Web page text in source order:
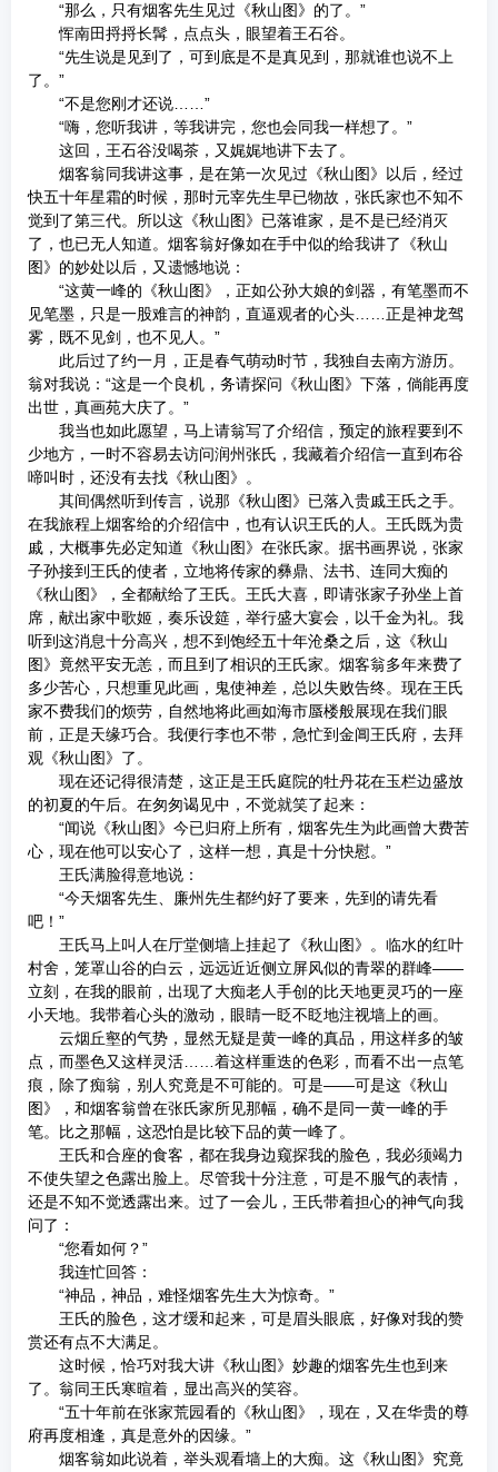
“那么，只有烟客先生见过《秋山图》的了。”
恽南田捋捋长髯，点点头，眼望着王石谷。
“先生说是见到了，可到底是不是真见到，那就谁也说不上
了。”
“不是您刚才还说……”
“嗨，您听我讲，等我讲完，您也会同我一样想了。”
这回，王石谷没喝茶，又娓娓地讲下去了。
烟客翁同我讲这事，是在第一次见过《秋山图》以后，经过
快五十年星霜的时候，那时元宰先生早已物故，张氏家也不知不
觉到了第三代。所以这《秋山图》已落谁家，是不是已经消灭
了，也已无人知道。烟客翁好像如在手中似的给我讲了《秋山
图》的妙处以后，又遗憾地说：
“这黄一峰的《秋山图》，正如公孙大娘的剑器，有笔墨而不
见笔墨，只是一股难言的神韵，直逼观者的心头……正是神龙驾
雾，既不见剑，也不见人。”
此后过了约一月，正是春气萌动时节，我独自去南方游历。
翁对我说：“这是一个良机，务请探问《秋山图》下落，倘能再度
出世，真画苑大庆了。”
我当也如此愿望，马上请翁写了介绍信，预定的旅程要到不
少地方，一时不容易去访问润州张氏，我藏着介绍信一直到布谷
啼叫时，还没有去找《秋山图》。
其间偶然听到传言，说那《秋山图》已落入贵戚王氏之手。
在我旅程上烟客给的介绍信中，也有认识王氏的人。王氏既为贵
戚，大概事先必定知道《秋山图》在张氏家。据书画界说，张家
子孙接到王氏的使者，立地将传家的彝鼎、法书、连同大痴的
《秋山图》，全都献给了王氏。王氏大喜，即请张家子孙坐上首
席，献出家中歌姬，奏乐设筵，举行盛大宴会，以千金为礼。我
听到这消息十分高兴，想不到饱经五十年沧桑之后，这《秋山
图》竟然平安无恙，而且到了相识的王氏家。烟客翁多年来费了
多少苦心，只想重见此画，鬼使神差，总以失败告终。现在王氏
家不费我们的烦劳，自然地将此画如海市蜃楼般展现在我们眼
前，正是天缘巧合。我便行李也不带，急忙到金阊王氏府，去拜
观《秋山图》了。
现在还记得很清楚，这正是王氏庭院的牡丹花在玉栏边盛放
的初夏的午后。在匆匆谒见中，不觉就笑了起来：
“闻说《秋山图》今已归府上所有，烟客先生为此画曾大费苦
心，现在他可以安心了，这样一想，真是十分快慰。”
王氏满脸得意地说：
“今天烟客先生、廉州先生都约好了要来，先到的请先看
吧！”
王氏马上叫人在厅堂侧墙上挂起了《秋山图》。临水的红叶
村舍，笼罩山谷的白云，远远近近侧立屏风似的青翠的群峰——
立刻，在我的眼前，出现了大痴老人手创的比天地更灵巧的一座
小天地。我带着心头的激动，眼睛一眨不眨地注视墙上的画。
云烟丘壑的气势，显然无疑是黄一峰的真品，用这样多的皱
点，而墨色又这样灵活……着这样重迭的色彩，而看不出一点笔
痕，除了痴翁，别人究竟是不可能的。可是——可是这《秋山
图》，和烟客翁曾在张氏家所见那幅，确不是同一黄一峰的手
笔。比之那幅，这恐怕是比较下品的黄一峰了。
王氏和合座的食客，都在我身边窥探我的脸色，我必须竭力
不使失望之色露出脸上。尽管我十分注意，可是不服气的表情，
还是不知不觉透露出来。过了一会儿，王氏带着担心的神气向我
问了：
“您看如何？”
我连忙回答：
“神品，神品，难怪烟客先生大为惊奇。”
王氏的脸色，这才缓和起来，可是眉头眼底，好像对我的赞
赏还有点不大满足。
这时候，恰巧对我大讲《秋山图》妙趣的烟客先生也到来
了。翁同王氏寒暄着，显出高兴的笑容。
“五十年前在张家荒园看的《秋山图》，现在，又在华贵的尊
府再度相逢，真是意外的因缘。”
烟客翁如此说着，举头观看墙上的大痴。这《秋山图》究竟